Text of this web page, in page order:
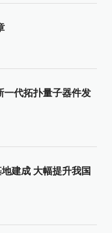
一代拓扑量子器件发
建成 大幅提升我国